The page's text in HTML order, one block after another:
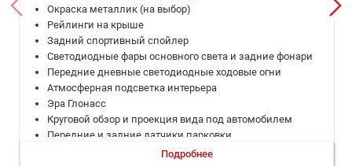
Окраска металлик (на выбор)
Рейлинги на крыше
Задний спортивный спойлер
Светодиодные фары основного света и задние фонари
Передние дневные светодиодные ходовые огни
Атмосферная подсветка интерьера
Эра Глонасс
Круговой обзор и проекция вида под автомобилем
Передние и задние датчики парковки
Система мониторинга слепых зон (BSD)
Подробнее